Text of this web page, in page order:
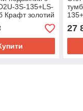
3S-135+LS-
Крафт золотий
27